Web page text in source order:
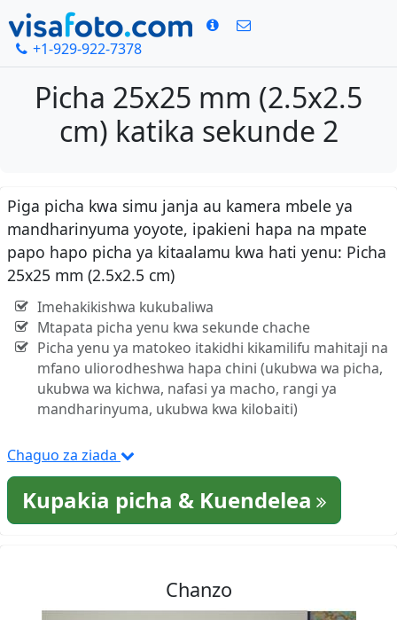
+1-929-922-7378
Picha 25x25 mm (2.5x2.5
cm) katika sekunde 2
Piga picha kwa simu janja au kamera mbele ya
mandharinyuma yoyote, ipakieni hapa na mpate
papo hapo picha ya kitaalamu kwa hati yenu: Picha
25x25 mm (2.5x2.5 cm)
Imehakikishwa kukubaliwa
Mtapata picha yenu kwa sekunde chache
Picha yenu ya matokeo itakidhi kikamilifu mahitaji na
mfano uliorodheshwa hapa chini (ukubwa wa picha,
ukubwa wa kichwa, nafasi ya macho, rangi ya
mandharinyuma, ukubwa kwa kilobaiti)
Chaguo za ziada
Kupakia picha & Kuendelea
Chanzo